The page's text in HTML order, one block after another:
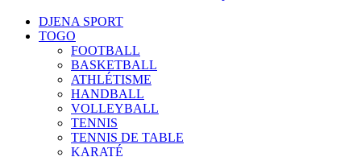
DJENA SPORT
TOGO
FOOTBALL
BASKETBALL
ATHLÉTISME
HANDBALL
VOLLEYBALL
TENNIS
TENNIS DE TABLE
KARATÉ